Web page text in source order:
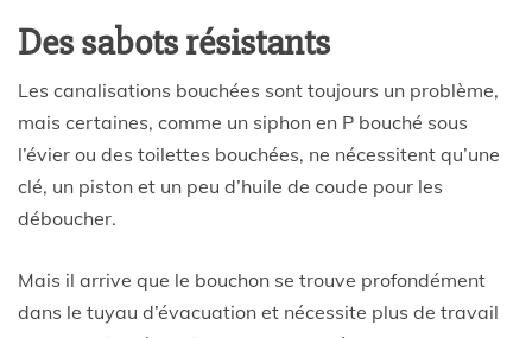
Des sabots résistants
Les canalisations bouchées sont toujours un problème,
mais certaines, comme un siphon en P bouché sous
l’évier ou des toilettes bouchées, ne nécessitent qu’une
clé, un piston et un peu d’huile de coude pour les
déboucher.
Mais il arrive que le bouchon se trouve profondément
dans le tuyau d’évacuation et nécessite plus de travail